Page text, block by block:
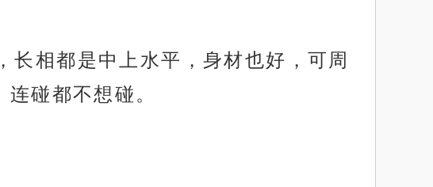
长相都是中上水平，身材也好，可周
碰都不想碰。